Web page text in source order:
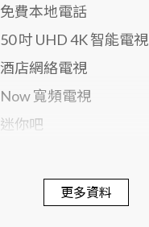
免費本地電話
50 吋 UHD 4K 智能電視
酒店網絡電視
Now 寬頻電視
迷你吧
蓆夢思床褥
300 針舒適寢具
更多資料